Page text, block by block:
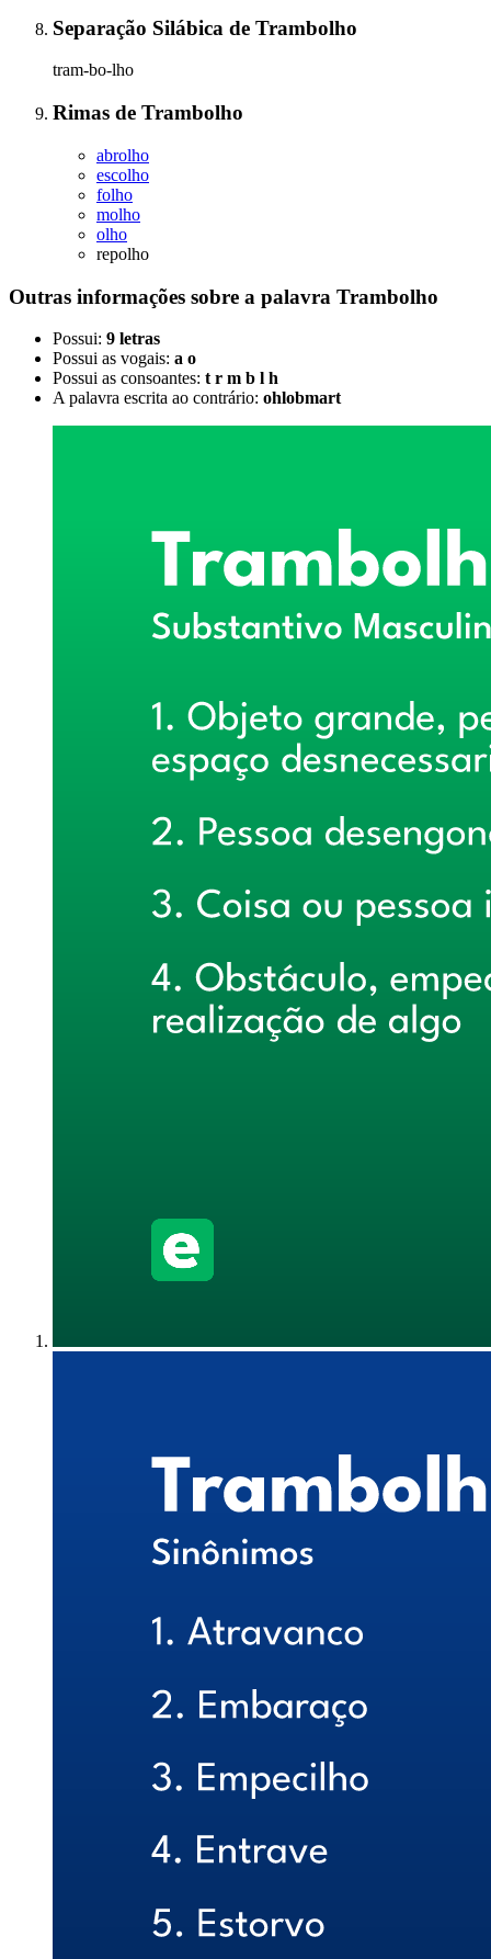
Separação Silábica de Trambolho
tram-bo-lho
Rimas de Trambolho
abrolho
escolho
folho
molho
olho
repolho
Outras informações sobre a palavra Trambolho
Possui: 9 letras
Possui as vogais: a o
Possui as consoantes: t r m b l h
A palavra escrita ao contrário: ohlobmart